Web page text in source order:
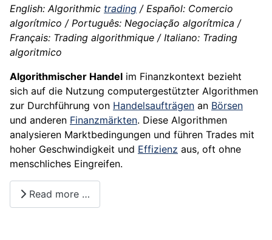
English: Algorithmic trading / Español: Comercio
algorítmico / Português: Negociação algorítmica /
Français: Trading algorithmique / Italiano: Trading
algoritmico
Algorithmischer Handel im Finanzkontext bezieht
sich auf die Nutzung computergestützter Algorithmen
zur Durchführung von Handelsaufträgen an Börsen
und anderen Finanzmärkten. Diese Algorithmen
analysieren Marktbedingungen und führen Trades mit
hoher Geschwindigkeit und Effizienz aus, oft ohne
menschliches Eingreifen.
Read more …